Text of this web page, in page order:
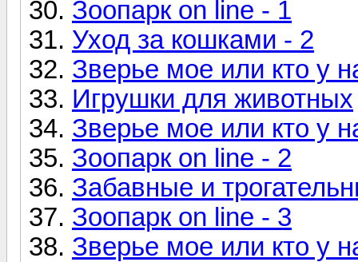
Зоопарк on line - 1
Уход за кошками - 2
Зверье мое или кто у
Игрушки для животных
Зверье мое или кто у
Зоопарк on line - 2
Забавные и
Зоопарк on line - 3
Зверье мое или кто у